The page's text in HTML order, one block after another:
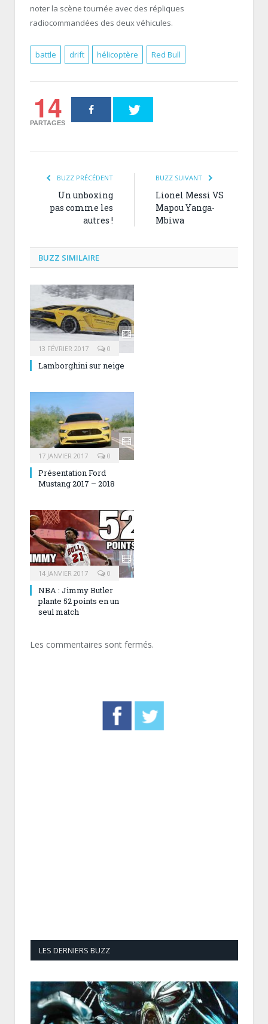
noter la scène tournée avec des répliques
radiocommandées des deux véhicules.
battle drift hélicoptère Red Bull
14
PARTAGES
BUZZ PRÉCÉDENT
Un unboxing
pas comme les
autres !
BUZZ SUIVANT
Lionel Messi VS
Mapou Yanga-
Mbiwa
BUZZ SIMILAIRE
13 FÉVRIER 2017 0
Lamborghini sur neige
17 JANVIER 2017 0
Présentation Ford
Mustang 2017 – 2018
14 JANVIER 2017 0
NBA : Jimmy Butler
plante 52 points en un
seul match
Les commentaires sont fermés.
LES DERNIERS BUZZ